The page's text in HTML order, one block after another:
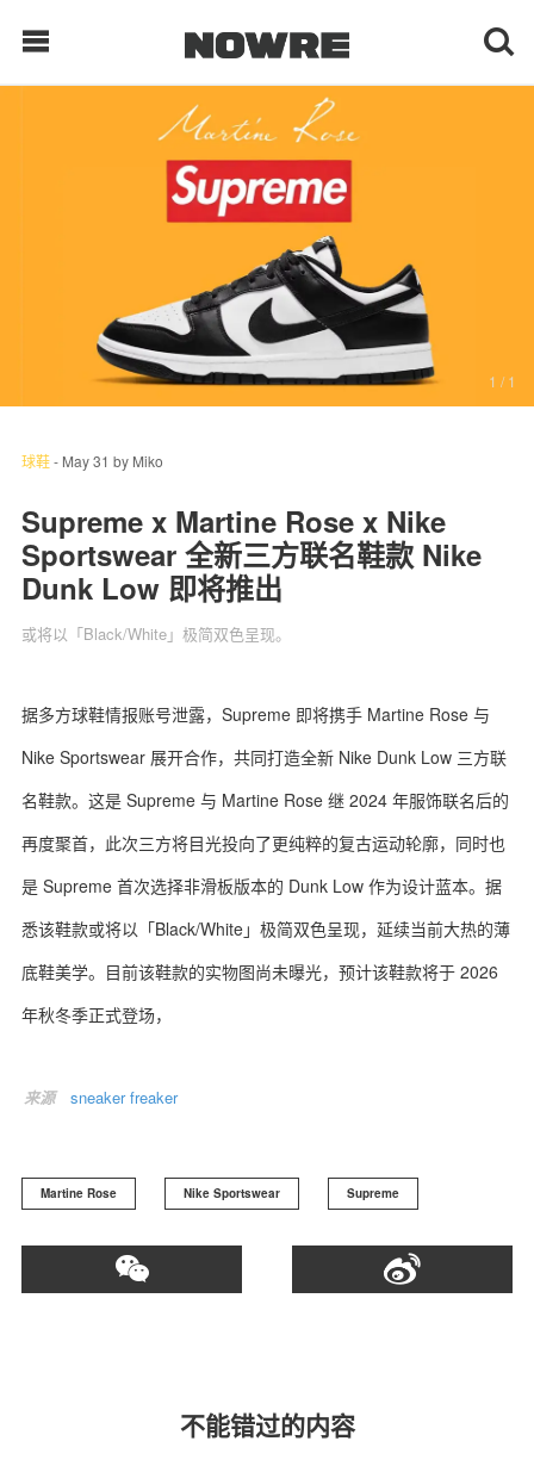
每日鲜榨
现客视点
每日栏目
时 尚
球 鞋
科 技
1 / 1
球鞋- May 31 by Miko
Supreme x Martine Rose x Nike
Sportswear 全新三方联名鞋款 Nike
Dunk Low 即将推出
或将以「Black/White」极简双色呈现。
据多方球鞋情报账号泄露，Supreme 即将携手 Martine Rose 与
Nike Sportswear 展开合作，共同打造全新 Nike Dunk Low 三方联
名鞋款。这是 Supreme 与 Martine Rose 继 2024 年服饰联名后的
再度聚首，此次三方将目光投向了更纯粹的复古运动轮廓，同时也
是 Supreme 首次选择非滑板版本的 Dunk Low 作为设计蓝本。据
悉该鞋款或将以「Black/White」极简双色呈现，延续当前大热的薄
底鞋美学。目前该鞋款的实物图尚未曝光，预计该鞋款将于 2026
年秋冬季正式登场，
来源 sneaker freaker
Martine Rose Nike Sportswear Supreme
不能错过的内容